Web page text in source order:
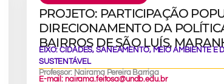
PROJETO: PARTICIPAÇÃO
DIRECIONAMENTO DA
BAIRROS DE SÃO LUÍS,
EIXO:CIDADES, SANEAMENTO, MEIO AMBIENTE E
SUSTENTÁVEL
Professor: Nairama Pereira Barriga
E-mail: nairama.feitosa@undb.edu.br